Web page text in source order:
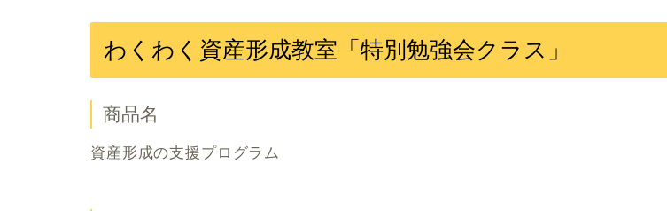
わくわく資産形成教室「特別勉強会クラス」
商品名
資産形成の支援プログラム